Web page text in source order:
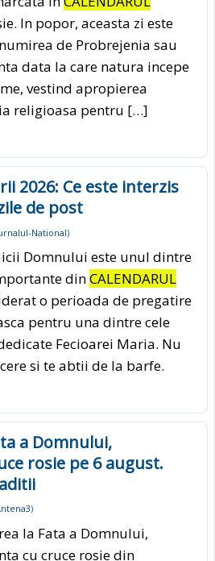
In popor, aceasta zi este
de Probrejenia sau
data la care natura incepe
vestind apropierea
religioasa pentru […]
2026: Ce este interzis
de post
National)
Domnului este unul dintre
dinCALENDARUL
o perioada de pregatire
pentru una dintre cele
Fecioarei Maria. Nu
si te abtii de la barfe.
a Domnului,
rosie pe 6 august.
)
la Fata a Domnului,
cu cruce rosie din